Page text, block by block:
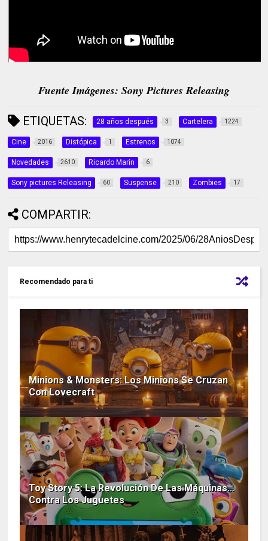
Fuente Imágenes: Sony Pictures Releasing
ETIQUETAS: 28 años después 3 Cartelera 1224
Cine 2016 Distópica 1 Estrenos 1074
Novedades 2610 Ricardo Marín 6
Sony pictures Releasing 60 Suspense 210 Zombies 17
COMPARTIR:
Recomendado para ti
Minions & Monsters: Los Minions Se Cruzan
Con Lovecraft
Toy Story 5: La Revolución De Las Máquinas…
Contra Los Juguetes